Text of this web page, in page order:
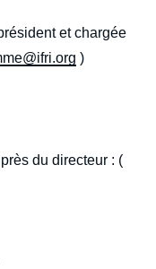
et chargée
)
du directeur : (